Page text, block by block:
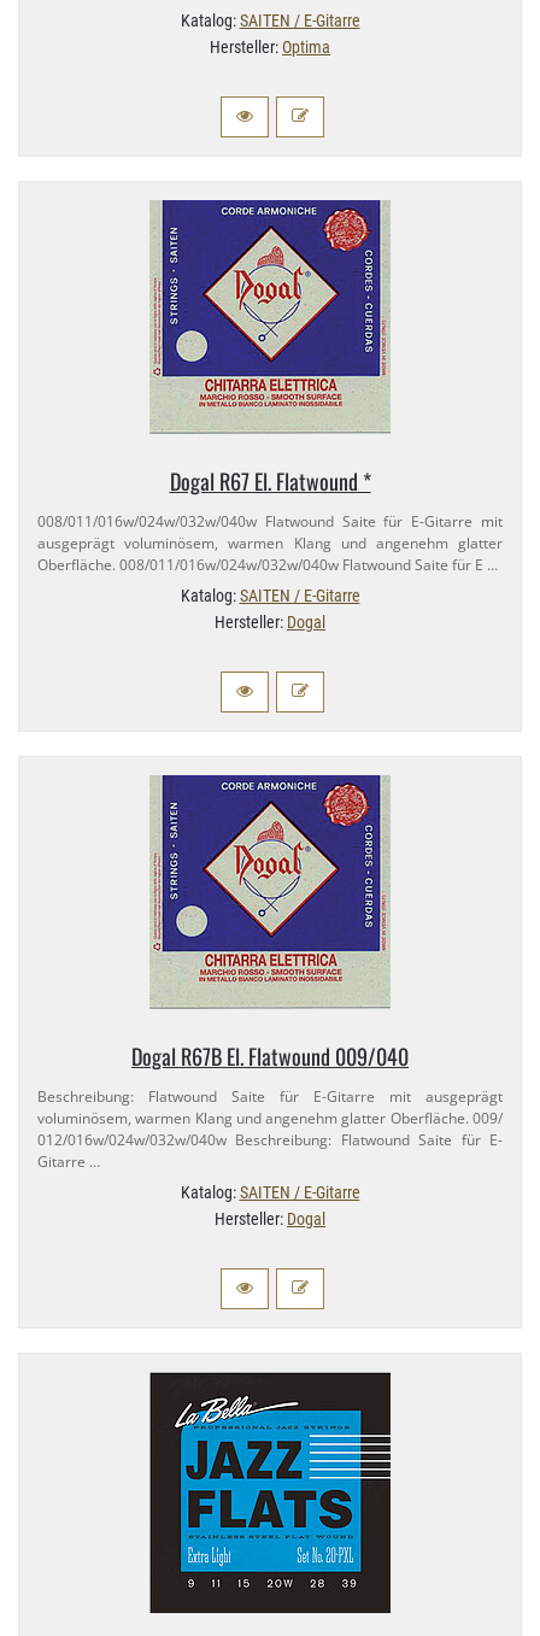
Katalog:SAITEN / E-Gitarre
Hersteller:Optima
Dogal R67 El. Flatwound *
008/​011/​016w/​024w/​032w/​040w Flatwound Saite für E-​Gitarre mit
ausgeprägt voluminösem, warmen Klang und angenehm glatter
Oberfläche. 008/​011/​016w/​024w/​032w/​040w Flatwound Saite für E …
Katalog:SAITEN / E-Gitarre
Hersteller: Dogal
Dogal R67B El. Flatwound 009/​040
Beschreibung: Flatwound Saite für E-​Gitarre mit ausgeprägt
voluminösem, warmen Klang und angenehm glatter Oberfläche. 009/​
012/​016w/​024w/​032w/​040w Beschreibung: Flatwound Saite für E-​
Gitarre …
Katalog:SAITEN / E-Gitarre
Hersteller: Dogal